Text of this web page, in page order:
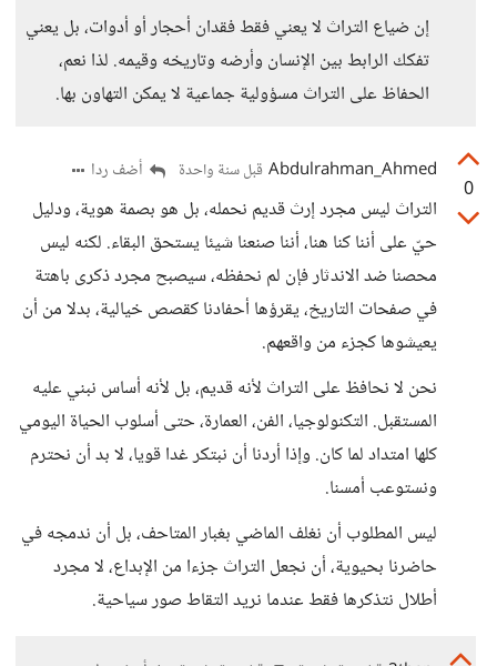
إن ضياع التراث لا يعني فقط فقدان أحجار أو أدوات، بل يعني
تفكك الرابط بين الإنسان وأرضه وتاريخه وقيمه. لذا نعم،
الحفاظ على التراث مسؤولية جماعية لا يمكن التهاون بها.
0
Abdulrahman_Ahmed قبل سنة واحدة أضف ردا
التراث ليس مجرد إرث قديم نحمله، بل هو بصمة هوية، ودليل
حيّ على أننا كنا هنا، أننا صنعنا شيئا يستحق البقاء. لكنه ليس
محصنا ضد الاندثار فإن لم نحفظه، سيصبح مجرد ذكرى باهتة
في صفحات التاريخ، يقرؤها أحفادنا كقصص خيالية، بدلا من أن
يعيشوها كجزء من واقعهم.
نحن لا نحافظ على التراث لأنه قديم، بل لأنه أساس نبني عليه
المستقبل. التكنولوجيا، الفن، العمارة، حتى أسلوب الحياة اليومي
كلها امتداد لما كان. وإذا أردنا أن نبتكر غدا قويا، لا بد أن نحترم
ونستوعب أمسنا.
ليس المطلوب أن نغلف الماضي بغبار المتاحف، بل أن ندمجه في
حاضرنا بحيوية، أن نجعل التراث جزءا من الإبداع، لا مجرد
أطلال نتذكرها فقط عندما نريد التقاط صور سياحية.